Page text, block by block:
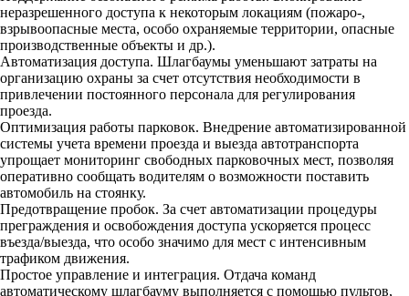
неразрешенного доступа к некоторым локациям (пожаро-,
взрывоопасные места, особо охраняемые территории, опасные
производственные объекты и др.).
Автоматизация доступа. Шлагбаумы уменьшают затраты на
организацию охраны за счет отсутствия необходимости в
привлечении постоянного персонала для регулирования
проезда.
Оптимизация работы парковок. Внедрение автоматизированной
системы учета времени проезда и выезда автотранспорта
упрощает мониторинг свободных парковочных мест, позволяя
оперативно сообщать водителям о возможности поставить
автомобиль на стоянку.
Предотвращение пробок. За счет автоматизации процедуры
преграждения и освобождения доступа ускоряется процесс
въезда/выезда, что особо значимо для мест с интенсивным
трафиком движения.
Простое управление и интеграция. Отдача команд
автоматическому шлагбауму выполняется с помощью пультов,